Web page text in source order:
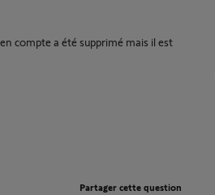
compte a été supprimé mais il est
Partager cette question